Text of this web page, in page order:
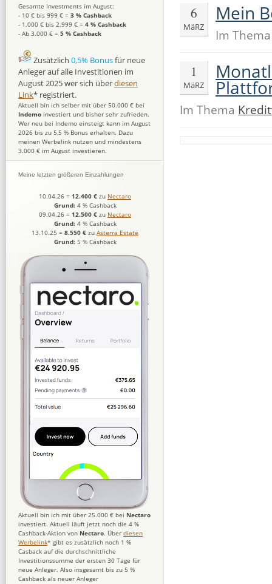
6
MäRZ
Mein
Im
1
MäRZ
Im Thema
Gesamte Investments im August:
- 10 € bis 999 € = 3 % Cashback
- 1.000 € bis 2.999 € = 4 % Cashback
- Ab 3.000 € = 5 % Cashback
Zusätzlich 0,5% Bonusfür neue
Anleger auf alle Investitionen im
August 2025 wer sich überdiesen
Link* registriert.
Aktuell bin ich selber mit über 50.000 € bei
Indemo investiert und bisher sehr zufrieden.
Wer neu bei Indemo einsteigt kann im August
2026 bis zu 5,5 % Bonus erhalten. Dazu
meinen Werbelink nutzen und mindestens
3.000 € im August investieren.
Meine letzten größeren Einzahlungen
10.04.26 = 12.400 € zu Nectaro
Grund: 4 % Cashback
09.04.26 = 12.500 € zu Nectaro
Grund: 4 % Cashback
13.10.25 = 8.550 € zu Asterra Estate
Grund: 5 % Cashback
Aktuell bin ich mit über 25.000 € bei Nectaro
investiert. Aktuell läuft jetzt noch die 4 %
Cashback-Aktion von Nectaro. Über diesen
Werbelink* gibt es zusätzlich noch 1 %
Casback auf die durchschnittliche
Investitionssumme der ersten 30 Tage für
neue Anleger. Also insgesamt bis zu 5 %
Cashback als neuer Anleger